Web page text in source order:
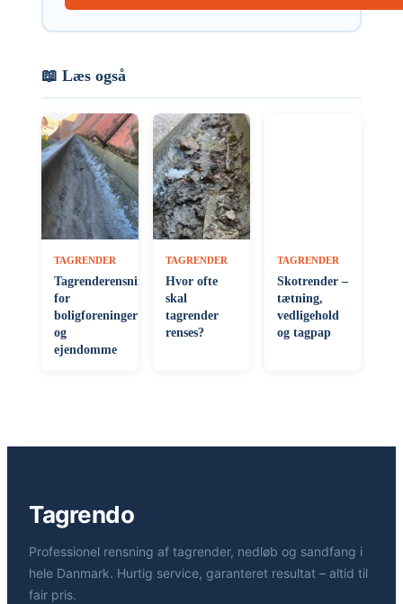
📖 Læs også
TAGRENDER
Tagrenderensning
for
boligforeninger
og
ejendomme
TAGRENDER
Hvor ofte
skal
tagrender
renses?
TAGRENDER
Skotrender –
tætning,
vedligehold
og tagpap
Tagrendo
Professionel rensning af tagrender, nedløb og sandfang i
hele Danmark. Hurtig service, garanteret resultat – altid til
fair pris.